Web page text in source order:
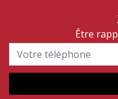
Être